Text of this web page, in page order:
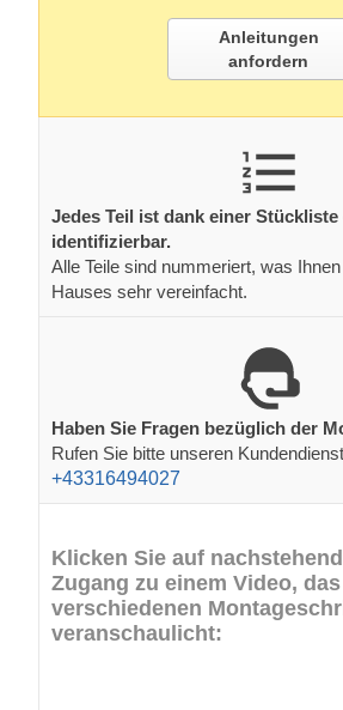
Anleitungen
anfordern
Jedes Teil ist dank einer
identifizierbar.
Alle Teile sind nummeriert, was
Hauses sehr vereinfacht.
Haben Sie Fragen bezüglich der
Rufen Sie bitte unseren
+43316494027
Klicken Sie auf
Zugang zu einem Video,
verschiedenen
veranschaulicht: